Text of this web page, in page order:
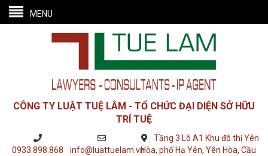
MENU
CÔNG TY LUẬT TUỆ LÂM - TỔ CHỨC ĐẠI DIỆN SỞ HỮU
TRÍ TUỆ
0933.898.868 info@luattuelam.vn
Tầng 3 Lô A1 Khu đô thị Yên
Hòa, phố Hạ Yên, Yên Hòa, Cầu